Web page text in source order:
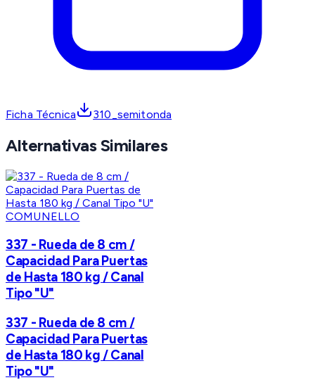
Ficha Técnica 310_semitonda
Alternativas Similares
COMUNELLO
337 - Rueda de 8 cm /
Capacidad Para Puertas
de Hasta 180 kg / Canal
Tipo "U"
337 - Rueda de 8 cm /
Capacidad Para Puertas
de Hasta 180 kg / Canal
Tipo "U"